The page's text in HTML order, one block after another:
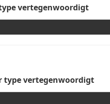
vertegenwoordigt
type vertegenwoordigt